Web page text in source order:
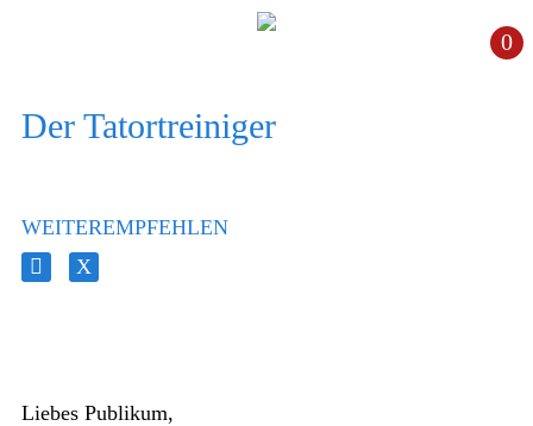
0
Der Tatortreiniger
WEITEREMPFEHLEN
Liebes Publikum,